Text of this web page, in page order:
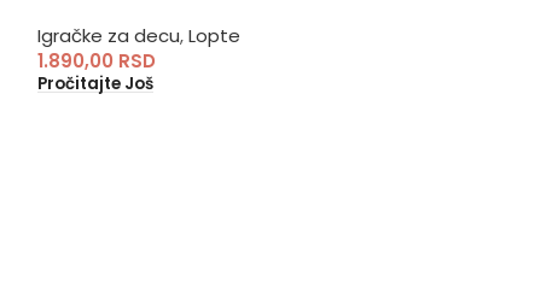
Igračke za decu, Lopte
1.890,00 RSD
Pročitajte Još